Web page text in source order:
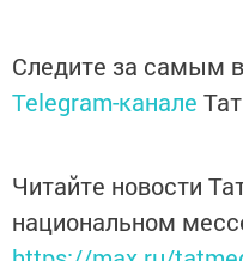
Следите за самым
Telegram-канале
Читайте новости
национальном